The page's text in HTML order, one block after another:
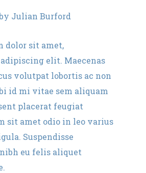
Julian Burford
dolor sit amet,
elit. Maecenas
volutpat lobortis ac non
id mi vitae sem aliquam
placerat feugiat
sit amet odio in leo varius
Suspendisse
eu felis aliquet